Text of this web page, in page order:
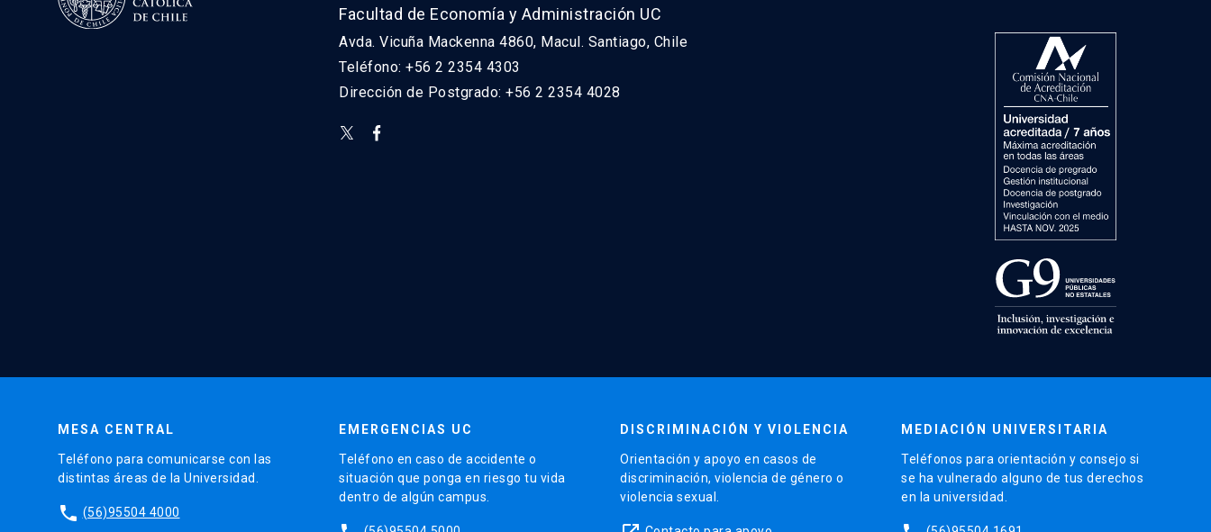
Facultad de Economía y Administración UC
Avda. Vicuña Mackenna 4860, Macul. Santiago, Chile
Teléfono: +56 2 2354 4303
Dirección de Postgrado: +56 2 2354 4028
MESA CENTRAL
Teléfono para comunicarse con las
distintas áreas de la Universidad.
phone (56)95504 4000
EMERGENCIAS UC
Teléfono en caso de accidente o
situación que ponga en riesgo tu vida
dentro de algún campus.
DISCRIMINACIÓN Y VIOLENCIA
Orientación y apoyo en casos de
discriminación, violencia de género o
violencia sexual.
MEDIACIÓN UNIVERSITARIA
Teléfonos para orientación y consejo si
se ha vulnerado alguno de tus derechos
en la universidad.